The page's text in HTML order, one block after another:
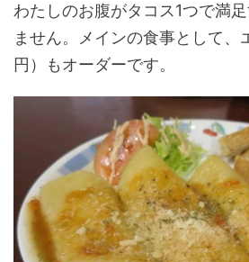
わたしのお腹がタコス1つで満
ません。メインの食事として
円）もオーダーです。